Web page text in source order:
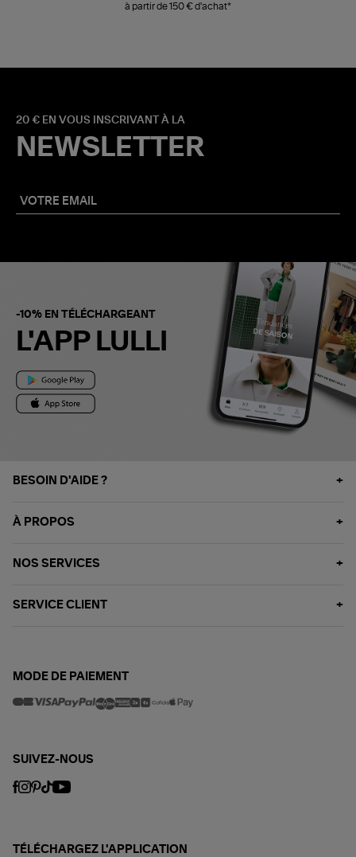
à partir de 150 € d'achat*
20 € EN VOUS INSCRIVANT À LA
NEWSLETTER
-10% EN TÉLÉCHARGEANT
L'APP LULLI
BESOIN D'AIDE ?
À PROPOS
NOS SERVICES
SERVICE CLIENT
MODE DE PAIEMENT
SUIVEZ-NOUS
TÉLÉCHARGEZ L'APPLICATION